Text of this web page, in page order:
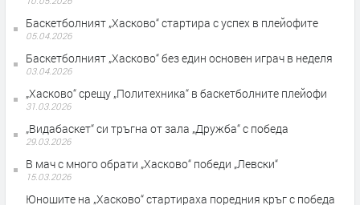
Баскетболният „Хасково“ стартира с успех в плейофите
05.04.2026
Баскетболният „Хасково“ без един основен играч в неделя
03.04.2026
„Хасково“ срещу „Политехника“ в баскетболните плейофи
31.03.2026
„Видабаскет“ си тръгна от зала „Дружба“ с победа
29.03.2026
В мач с много обрати „Хасково“ победи „Левски“
15.03.2026
Юношите на „Хасково“ стартираха поредния кръг с победа